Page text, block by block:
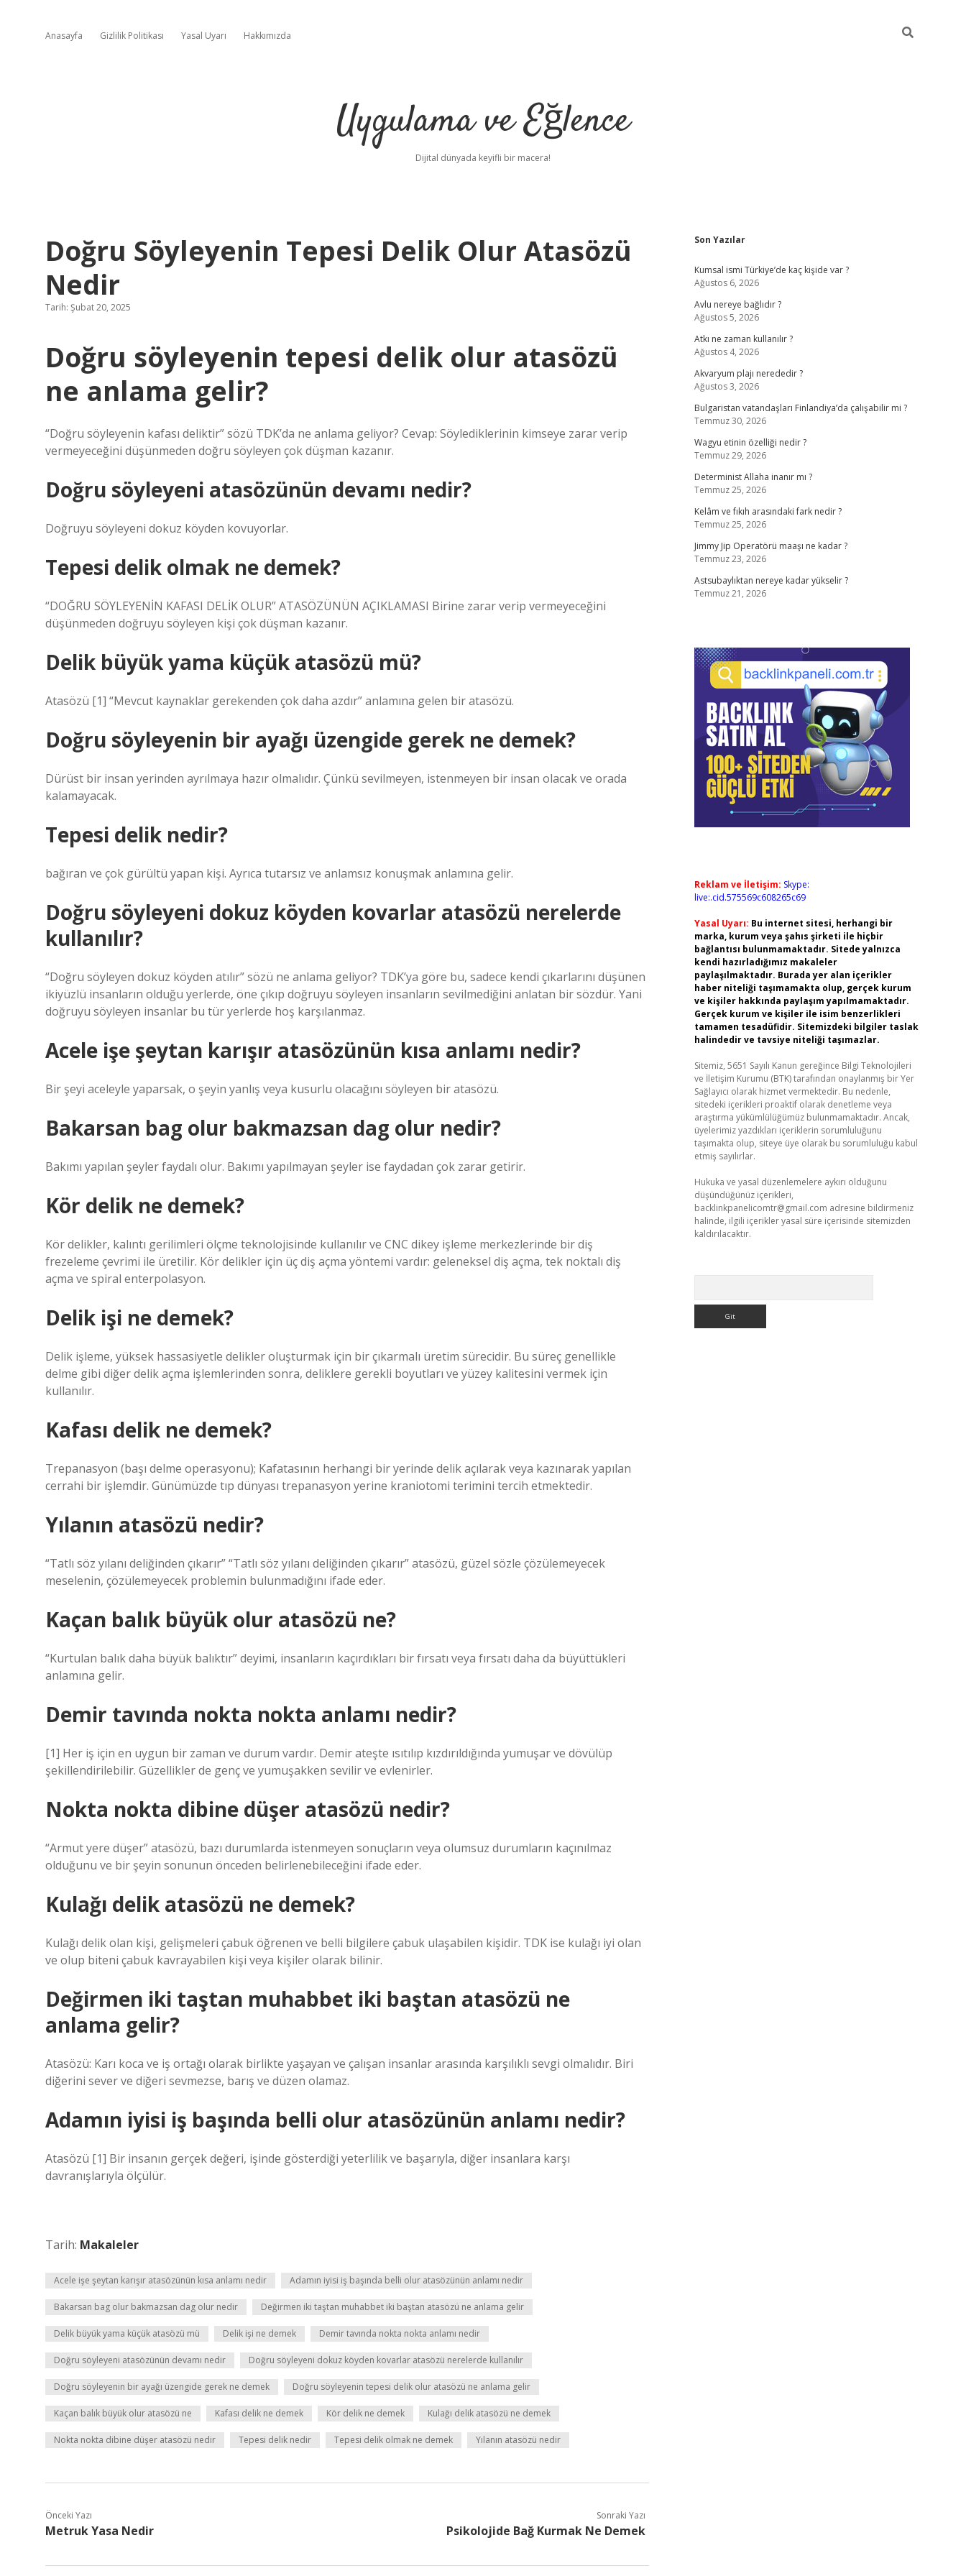
Anasayfa Gizlilik Politikası Yasal Uyarı Hakkımızda
Uygulama ve Eğlence
Dijital dünyada keyifli bir macera!
Doğru Söyleyenin Tepesi Delik Olur Atasözü
Nedir
Tarih: Şubat 20, 2025
Doğru söyleyenin tepesi delik olur atasözü
ne anlama gelir?
“Doğru söyleyenin kafası deliktir” sözü TDK’da ne anlama geliyor? Cevap: Söylediklerinin kimseye zarar verip
vermeyeceğini düşünmeden doğru söyleyen çok düşman kazanır.
Doğru söyleyeni atasözünün devamı nedir?
Doğruyu söyleyeni dokuz köyden kovuyorlar.
Tepesi delik olmak ne demek?
“DOĞRU SÖYLEYENİN KAFASI DELİK OLUR” ATASÖZÜNÜN AÇIKLAMASI Birine zarar verip vermeyeceğini
düşünmeden doğruyu söyleyen kişi çok düşman kazanır.
Delik büyük yama küçük atasözü mü?
Atasözü [1] “Mevcut kaynaklar gerekenden çok daha azdır” anlamına gelen bir atasözü.
Doğru söyleyenin bir ayağı üzengide gerek ne demek?
Dürüst bir insan yerinden ayrılmaya hazır olmalıdır. Çünkü sevilmeyen, istenmeyen bir insan olacak ve orada
kalamayacak.
Tepesi delik nedir?
bağıran ve çok gürültü yapan kişi. Ayrıca tutarsız ve anlamsız konuşmak anlamına gelir.
Doğru söyleyeni dokuz köyden kovarlar atasözü nerelerde
kullanılır?
“Doğru söyleyen dokuz köyden atılır” sözü ne anlama geliyor? TDK’ya göre bu, sadece kendi çıkarlarını düşünen
ikiyüzlü insanların olduğu yerlerde, öne çıkıp doğruyu söyleyen insanların sevilmediğini anlatan bir sözdür. Yani
doğruyu söyleyen insanlar bu tür yerlerde hoş karşılanmaz.
Acele işe şeytan karışır atasözünün kısa anlamı nedir?
Bir şeyi aceleyle yaparsak, o şeyin yanlış veya kusurlu olacağını söyleyen bir atasözü.
Bakarsan bag olur bakmazsan dag olur nedir?
Bakımı yapılan şeyler faydalı olur. Bakımı yapılmayan şeyler ise faydadan çok zarar getirir.
Kör delik ne demek?
Kör delikler, kalıntı gerilimleri ölçme teknolojisinde kullanılır ve CNC dikey işleme merkezlerinde bir diş
frezeleme çevrimi ile üretilir. Kör delikler için üç diş açma yöntemi vardır: geleneksel diş açma, tek noktalı diş
açma ve spiral enterpolasyon.
Delik işi ne demek?
Delik işleme, yüksek hassasiyetle delikler oluşturmak için bir çıkarmalı üretim sürecidir. Bu süreç genellikle
delme gibi diğer delik açma işlemlerinden sonra, deliklere gerekli boyutları ve yüzey kalitesini vermek için
kullanılır.
Kafası delik ne demek?
Trepanasyon (başı delme operasyonu); Kafatasının herhangi bir yerinde delik açılarak veya kazınarak yapılan
cerrahi bir işlemdir. Günümüzde tıp dünyası trepanasyon yerine kraniotomi terimini tercih etmektedir.
Yılanın atasözü nedir?
“Tatlı söz yılanı deliğinden çıkarır” “Tatlı söz yılanı deliğinden çıkarır” atasözü, güzel sözle çözülemeyecek
meselenin, çözülemeyecek problemin bulunmadığını ifade eder.
Kaçan balık büyük olur atasözü ne?
“Kurtulan balık daha büyük balıktır” deyimi, insanların kaçırdıkları bir fırsatı veya fırsatı daha da büyüttükleri
anlamına gelir.
Demir tavında nokta nokta anlamı nedir?
[1] Her iş için en uygun bir zaman ve durum vardır. Demir ateşte ısıtılıp kızdırıldığında yumuşar ve dövülüp
şekillendirilebilir. Güzellikler de genç ve yumuşakken sevilir ve evlenirler.
Nokta nokta dibine düşer atasözü nedir?
“Armut yere düşer” atasözü, bazı durumlarda istenmeyen sonuçların veya olumsuz durumların kaçınılmaz
olduğunu ve bir şeyin sonunun önceden belirlenebileceğini ifade eder.
Kulağı delik atasözü ne demek?
Kulağı delik olan kişi, gelişmeleri çabuk öğrenen ve belli bilgilere çabuk ulaşabilen kişidir. TDK ise kulağı iyi olan
ve olup biteni çabuk kavrayabilen kişi veya kişiler olarak bilinir.
Değirmen iki taştan muhabbet iki baştan atasözü ne
anlama gelir?
Atasözü: Karı koca ve iş ortağı olarak birlikte yaşayan ve çalışan insanlar arasında karşılıklı sevgi olmalıdır. Biri
diğerini sever ve diğeri sevmezse, barış ve düzen olamaz.
Adamın iyisi iş başında belli olur atasözünün anlamı nedir?
Atasözü [1] Bir insanın gerçek değeri, işinde gösterdiği yeterlilik ve başarıyla, diğer insanlara karşı
davranışlarıyla ölçülür.
Tarih: Makaleler
Acele işe şeytan karışır atasözünün kısa anlamı nedir Adamın iyisi iş başında belli olur atasözünün anlamı nedir
Bakarsan bag olur bakmazsan dag olur nedir Değirmen iki taştan muhabbet iki baştan atasözü ne anlama gelir
Delik büyük yama küçük atasözü mü Delik işi ne demek Demir tavında nokta nokta anlamı nedir
Doğru söyleyeni atasözünün devamı nedir Doğru söyleyeni dokuz köyden kovarlar atasözü nerelerde kullanılır
Doğru söyleyenin bir ayağı üzengide gerek ne demek Doğru söyleyenin tepesi delik olur atasözü ne anlama gelir
Kaçan balık büyük olur atasözü ne Kafası delik ne demek Kör delik ne demek Kulağı delik atasözü ne demek
Nokta nokta dibine düşer atasözü nedir Tepesi delik nedir Tepesi delik olmak ne demek Yılanın atasözü nedir
Önceki Yazı
Metruk Yasa Nedir
Sonraki Yazı
Psikolojide Bağ Kurmak Ne Demek
Sidebar
Son Yazılar
Kumsal ismi Türkiye’de kaç kişide var ?
Ağustos 6, 2026
Avlu nereye bağlıdır ?
Ağustos 5, 2026
Atkı ne zaman kullanılır ?
Ağustos 4, 2026
Akvaryum plajı nerededir ?
Ağustos 3, 2026
Bulgaristan vatandaşları Finlandiya’da çalışabilir mi ?
Temmuz 30, 2026
Wagyu etinin özelliği nedir ?
Temmuz 29, 2026
Determinist Allaha inanır mı ?
Temmuz 25, 2026
Kelâm ve fıkıh arasındaki fark nedir ?
Temmuz 25, 2026
Jimmy Jip Operatörü maaşı ne kadar ?
Temmuz 23, 2026
Astsubaylıktan nereye kadar yükselir ?
Temmuz 21, 2026
Reklam ve İletişim: Skype:
live:.cid.575569c608265c69
Yasal Uyarı: Bu internet sitesi, herhangi bir
marka, kurum veya şahıs şirketi ile hiçbir
bağlantısı bulunmamaktadır. Sitede yalnızca
kendi hazırladığımız makaleler
paylaşılmaktadır. Burada yer alan içerikler
haber niteliği taşımamakta olup, gerçek kurum
ve kişiler hakkında paylaşım yapılmamaktadır.
Gerçek kurum ve kişiler ile isim benzerlikleri
tamamen tesadüfidir. Sitemizdeki bilgiler taslak
halindedir ve tavsiye niteliği taşımazlar.
Sitemiz, 5651 Sayılı Kanun gereğince Bilgi Teknolojileri
ve İletişim Kurumu (BTK) tarafından onaylanmış bir Yer
Sağlayıcı olarak hizmet vermektedir. Bu nedenle,
sitedeki içerikleri proaktif olarak denetleme veya
araştırma yükümlülüğümüz bulunmamaktadır. Ancak,
üyelerimiz yazdıkları içeriklerin sorumluluğunu
taşımakta olup, siteye üye olarak bu sorumluluğu kabul
etmiş sayılırlar.
Hukuka ve yasal düzenlemelere aykırı olduğunu
düşündüğünüz içerikleri,
backlinkpanelicomtr@gmail.com adresine bildirmeniz
halinde, ilgili içerikler yasal süre içerisinde sitemizden
kaldırılacaktır.